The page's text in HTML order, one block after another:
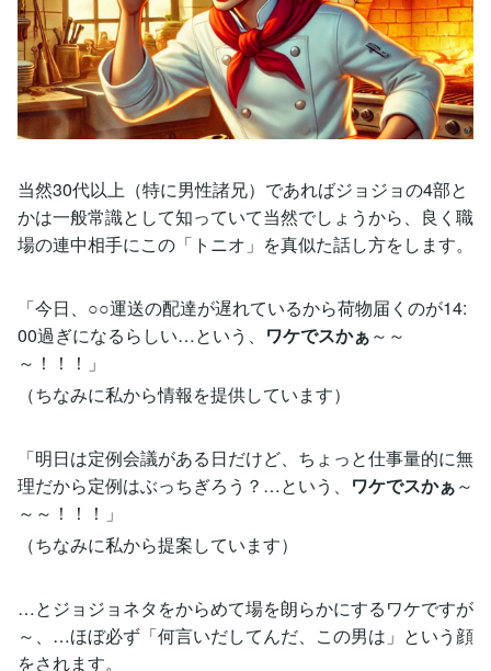
当然30代以上（特に男性諸兄）であればジョジョの4部と
かは一般常識として知っていて当然でしょうから、良く職
場の連中相手にこの「トニオ」を真似た話し方をします。
「今日、○○運送の配達が遅れているから荷物届くのが14:
00過ぎになるらしい…という、 ワケでスかぁ～～
～！！！」
（ちなみに私から情報を提供しています）
「明日は定例会議がある日だけど、ちょっと仕事量的に無
理だから定例はぶっちぎろう？…という、 ワケでスかぁ～
～～！！！」
（ちなみに私から提案しています）
…とジョジョネタをからめて場を朗らかにするワケですが
～、…ほぼ必ず「何言いだしてんだ、この男は」という顔
をされます。